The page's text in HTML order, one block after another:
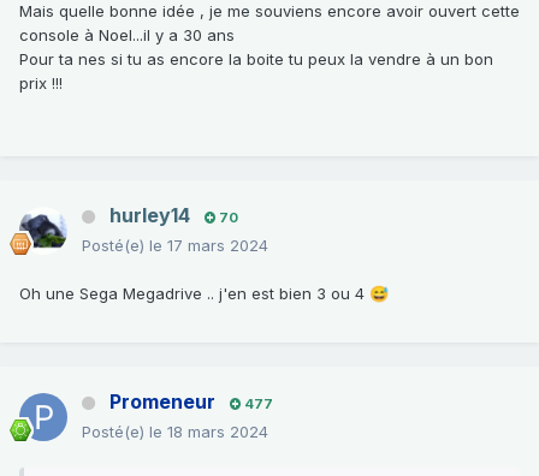
Mais quelle bonne idée , je me souviens encore avoir ouvert cette
console à Noel...il y a 30 ans
Pour ta nes si tu as encore la boite tu peux la vendre à un bon
prix !!!
hurley14 70
Posté(e) le 17 mars 2024
Oh une Sega Megadrive .. j'en est bien 3 ou 4 😅
Promeneur 477
Posté(e) le 18 mars 2024